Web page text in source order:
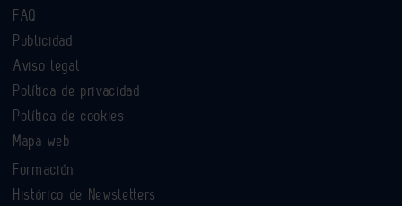
FAQ
Publicidad
Aviso legal
Política de privacidad
Política de cookies
Mapa web
Formación
Histórico de Newsletters